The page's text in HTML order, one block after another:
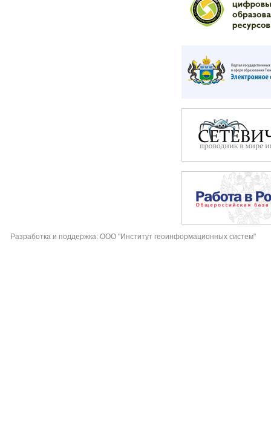
Разработка и поддержка: ООО "Институт геоинформационных систем"